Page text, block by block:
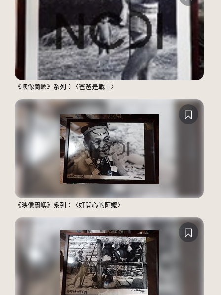
《映像蘭嶼》系列：〈爸爸是戰士〉
《映像蘭嶼》系列：〈好開心的阿嬤〉